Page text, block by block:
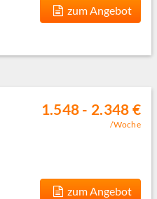
zum Angebot
1.548 - 2.348 €
/Woche
zum Angebot